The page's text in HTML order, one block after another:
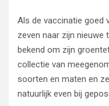
Als de vaccinatie goed
zeven naar zijn nieuwe
bekend om zijn
collectie van
soorten en maten en
natuurlijk even bij